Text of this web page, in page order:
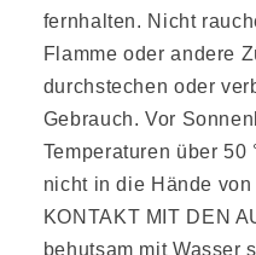
fernhalten. Nicht
Flamme oder andere
durchstechen oder
Gebrauch. Vor
Temperaturen über 50
nicht in die Hände
KONTAKT MIT DEN
behutsam mit Wasser